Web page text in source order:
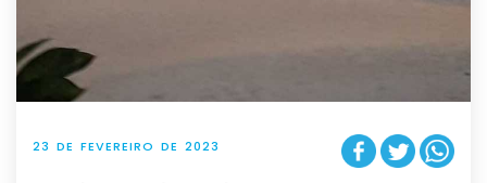
23 DE FEVEREIRO DE 2023